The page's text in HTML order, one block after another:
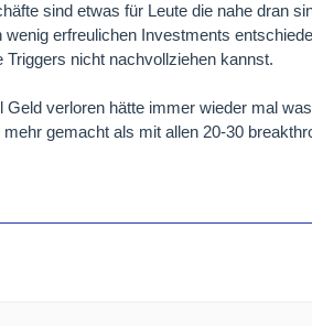
sind etwas für Leute die nahe dran
erfreulichen Investments
nicht nachvollziehen kannst.
verloren hätte immer wieder mal
gemacht als mit allen 20-30